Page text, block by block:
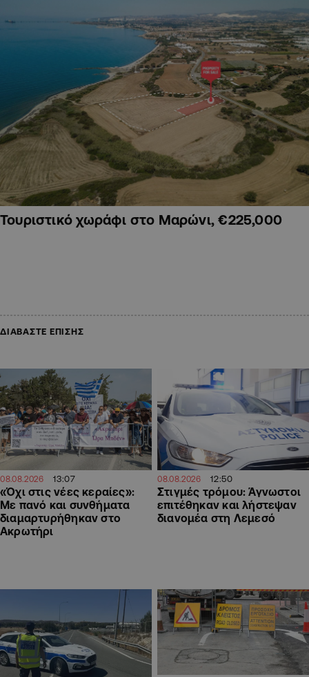
Τουριστικό χωράφι στο Μαρώνι, €225,000
ΔΙΑΒΑΣΤΕ ΕΠΙΣΗΣ
08.08.2026 13:07
«Όχι στις νέες κεραίες»:
Με πανό και συνθήματα
διαμαρτυρήθηκαν στο
Ακρωτήρι
08.08.2026 12:50
Στιγμές τρόμου: Άγνωστοι
επιτέθηκαν και λήστεψαν
διανομέα στη Λεμεσό